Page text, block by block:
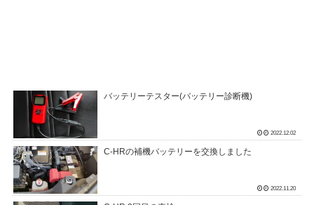
バッテリーテスター(バッテリー診断機)
2022.12.02
C-HRの補機バッテリーを交換しました
2022.11.20